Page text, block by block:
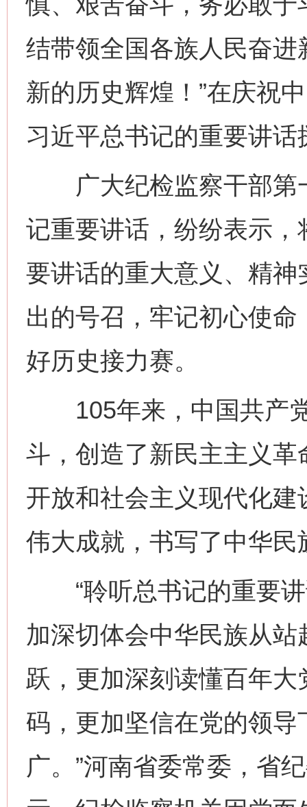
结带领全国各族人民奋
新的历史辉煌！”在庆祝
习近平总书记的重要讲
广大纪检监察干部第
记重要讲话，纷纷表示
要讲话的重大意义、精
出的号召，牢记初心使
好历史接力赛。
105年来，中国共产党
斗，创造了新民主主义
开放和社会主义现代化
伟大成就，书写了中华
“聆听总书记的重要讲
加深切体会中华民族从
跃，更加深刻读懂百年
码，更加坚信在党的领导
广。”河南省委常委，省